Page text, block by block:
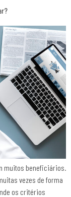
muitos beneficiários.
vezes de forma
os critérios